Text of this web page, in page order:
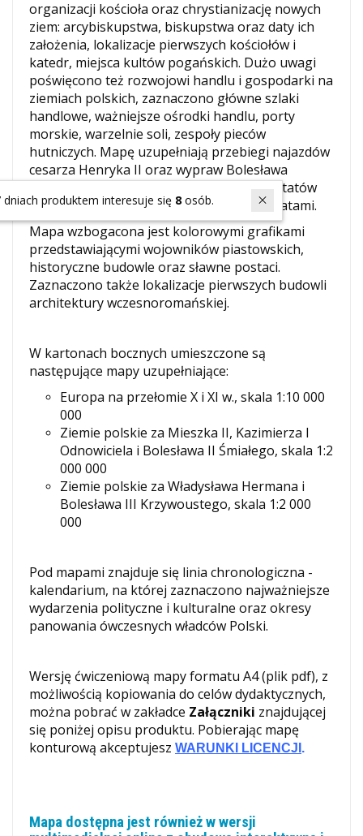
organizacji kościoła oraz chrystianizację nowych
ziem: arcybiskupstwa, biskupstwa oraz daty ich
założenia, lokalizacje pierwszych kościołów i
katedr, miejsca kultów pogańskich. Dużo uwagi
poświęcono też rozwojowi handlu i gospodarki na
ziemiach polskich, zaznaczono główne szlaki
handlowe, ważniejsze ośrodki handlu, porty
morskie, warzelnie soli, zespoły pieców
hutniczych. Mapę uzupełniają przebiegi najazdów
cesarza Henryka II oraz wypraw Bolesława
Chrobrego, a miejsca bitew, zawarcia traktatów
oraz ważniejszych wydarzeń oznaczono datami.
Mapa wzbogacona jest kolorowymi grafikami
przedstawiającymi wojowników piastowskich,
historyczne budowle oraz sławne postaci.
Zaznaczono także lokalizacje pierwszych budowli
architektury wczesnoromańskiej.
W kartonach bocznych umieszczone są
następujące mapy uzupełniające:
Europa na przełomie X i XI w., skala 1:10 000
000
Ziemie polskie za Mieszka II, Kazimierza I
Odnowiciela i Bolesława II Śmiałego, skala 1:2
000 000
Ziemie polskie za Władysława Hermana i
Bolesława III Krzywoustego, skala 1:2 000
000
Pod mapami znajduje się linia chronologiczna -
kalendarium, na której zaznaczono najważniejsze
wydarzenia polityczne i kulturalne oraz okresy
panowania ówczesnych władców Polski.
Wersję ćwiczeniową mapy formatu A4 (plik pdf), z
możliwością kopiowania do celów dydaktycznych,
można pobrać w zakładce Załączniki znajdującej
się poniżej opisu produktu. Pobierając mapę
konturową akceptujesz WARUNKI LICENCJI .
Mapa dostępna jest również w wersji
W ostatnich 7 dniach produktem interesuje się 8osób.